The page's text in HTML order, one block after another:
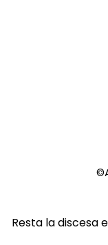
Resta la discesa